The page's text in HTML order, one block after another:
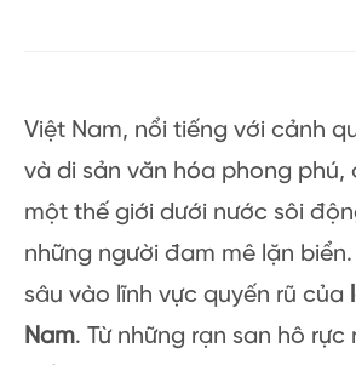
Việt Nam, nổi tiếng với cảnh
và di sản văn hóa phong phú,
một thế giới dưới nước sôi
những người đam mê lặn
sâu vào lĩnh vực quyến rũ của
Nam. Từ những rạn san hô